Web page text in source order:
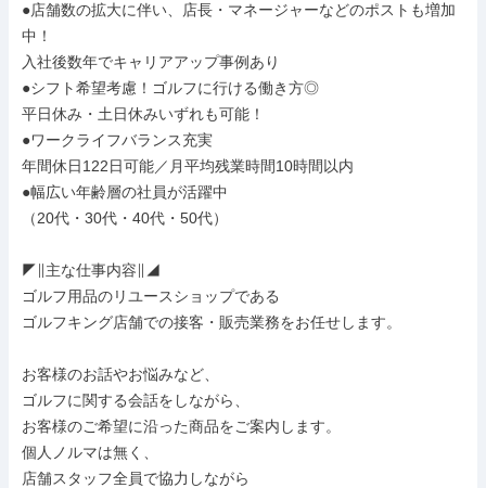
●店舗数の拡大に伴い、店長・マネージャーなどのポストも増加
中！
入社後数年でキャリアアップ事例あり
●シフト希望考慮！ゴルフに行ける働き方◎
平日休み・土日休みいずれも可能！
●ワークライフバランス充実
年間休日122日可能／月平均残業時間10時間以内
●幅広い年齢層の社員が活躍中
（20代・30代・40代・50代）
◤∥主な仕事内容∥◢
ゴルフ用品のリユースショップである
ゴルフキング店舗での接客・販売業務をお任せします。
お客様のお話やお悩みなど、
ゴルフに関する会話をしながら、
お客様のご希望に沿った商品をご案内します。
個人ノルマは無く、
店舗スタッフ全員で協力しながら